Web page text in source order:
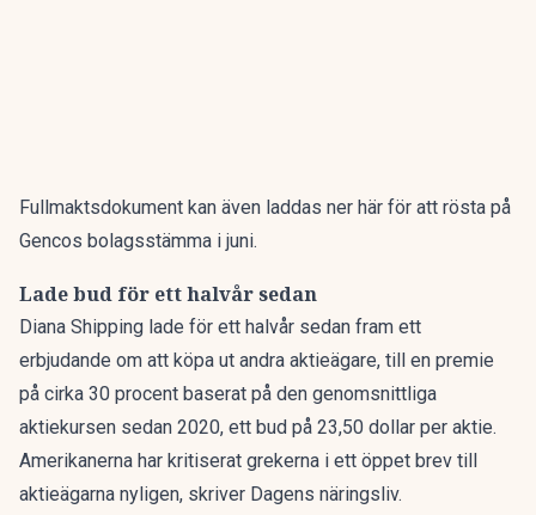
Fullmaktsdokument kan även laddas ner här för att rösta på
Gencos bolagsstämma i juni.
Lade bud för ett halvår sedan
Diana Shipping lade för ett halvår sedan fram ett
erbjudande om att köpa ut andra aktieägare, till en premie
på cirka 30 procent baserat på den genomsnittliga
aktiekursen sedan 2020, ett bud på 23,50 dollar per aktie.
Amerikanerna har kritiserat grekerna i ett öppet brev till
aktieägarna nyligen, skriver Dagens näringsliv.